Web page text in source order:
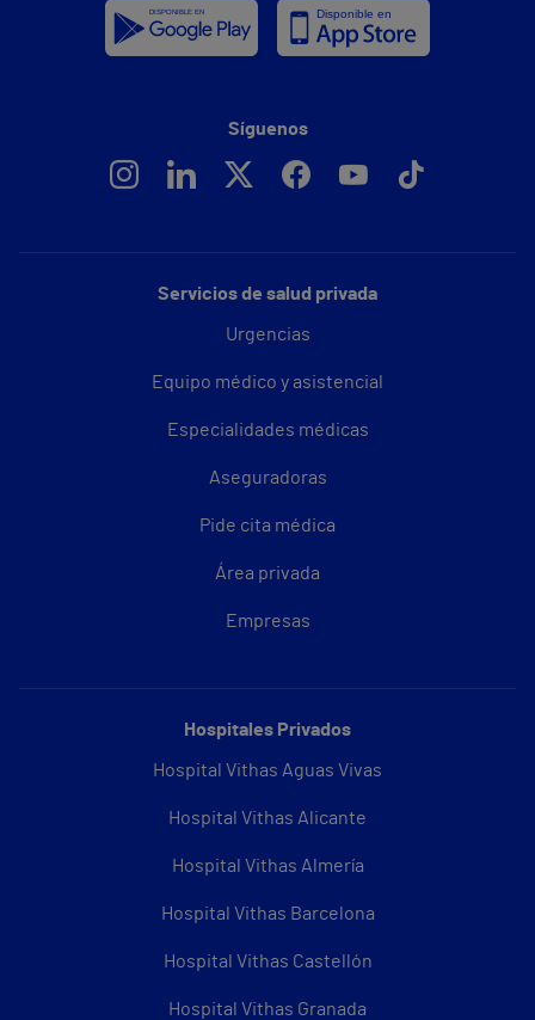
Servicios de salud privada
Urgencias
Equipo médico y asistencial
Especialidades médicas
Aseguradoras
Pide cita médica
Área privada
Empresas
Hospitales Privados
Hospital Vithas Aguas Vivas
Hospital Vithas Alicante
Hospital Vithas Almería
Hospital Vithas Barcelona
Hospital Vithas Castellón
Hospital Vithas Granada
Síguenos